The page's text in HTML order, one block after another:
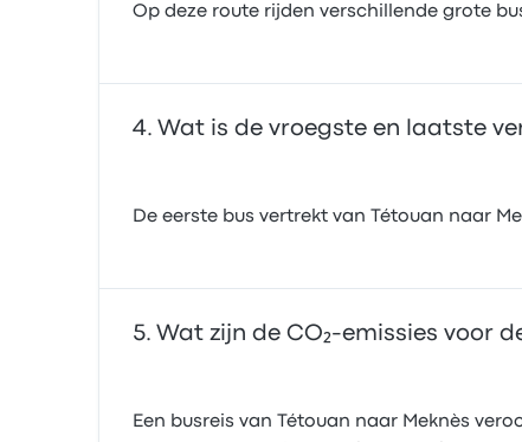
Op deze route rijden verschillende grote
Wat is de vroegste en laatste
De eerste bus vertrekt van Tétouan naar
Wat zijn de CO₂-emissies voor
Een busreis van Tétouan naar Meknès